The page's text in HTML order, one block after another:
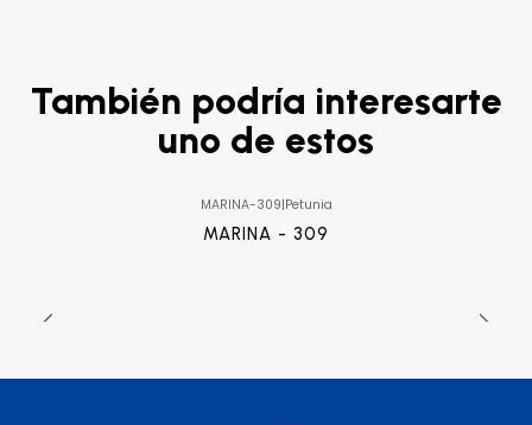
También podría interesarte
uno de estos
MARINA-309|Petunia
MARINA - 309